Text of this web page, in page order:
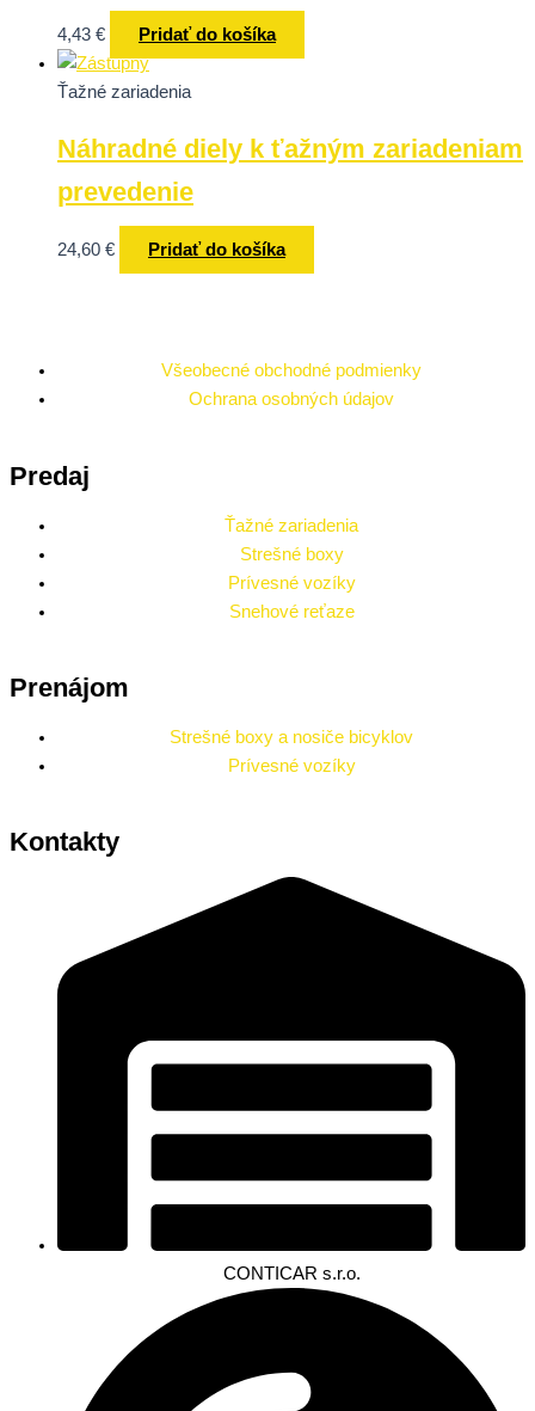
4,43 € Pridať do košíka
Ťažné zariadenia
Náhradné diely k ťažným zariadeniam
prevedenie
24,60 € Pridať do košíka
Všeobecné obchodné podmienky
Ochrana osobných údajov
Predaj
Ťažné zariadenia
Strešné boxy
Prívesné vozíky
Snehové reťaze
Prenájom
Strešné boxy a nosiče bicyklov
Prívesné vozíky
Kontakty
CONTICAR s.r.o.